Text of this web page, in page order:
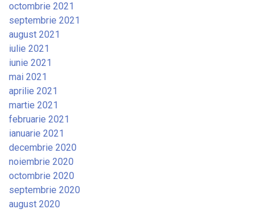
octombrie 2021
septembrie 2021
august 2021
iulie 2021
iunie 2021
mai 2021
aprilie 2021
martie 2021
februarie 2021
ianuarie 2021
decembrie 2020
noiembrie 2020
octombrie 2020
septembrie 2020
august 2020